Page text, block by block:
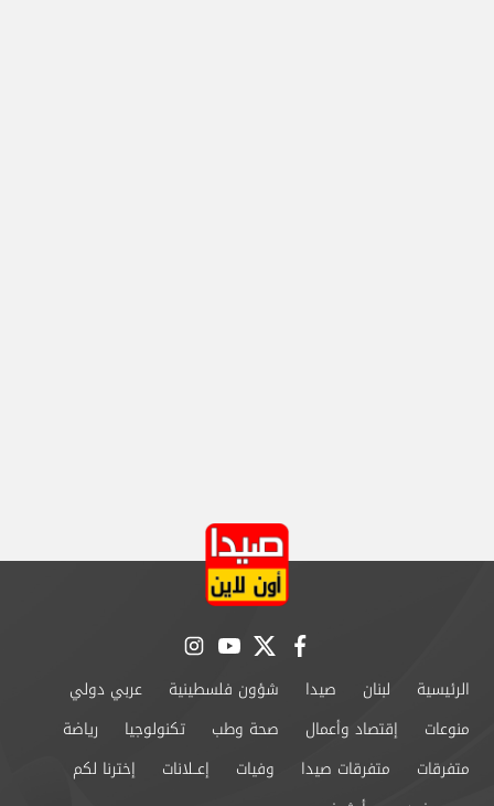
facebook
twitter
youtube
instagram
الرئيسية لبنان صيدا شؤون فلسطينية
عربي دولي
منوعات
إقتصاد وأعمال صحة وطب تكنولوجيا
رياضة
متفرقات
متفرقات صيدا وفيات إعــلانات
إخترنا لكم